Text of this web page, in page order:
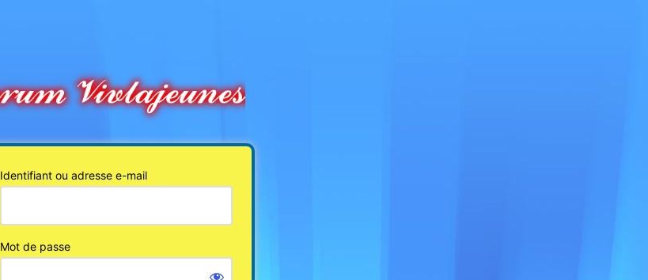
Identifiant ou adresse e-mail
Mot de passe